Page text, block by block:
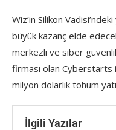
Wiz’in Silikon
büyük kazanç elde
merkezli ve siber
firması olan Cyberstarts
milyon dolarlık tohum
İlgili Yazılar